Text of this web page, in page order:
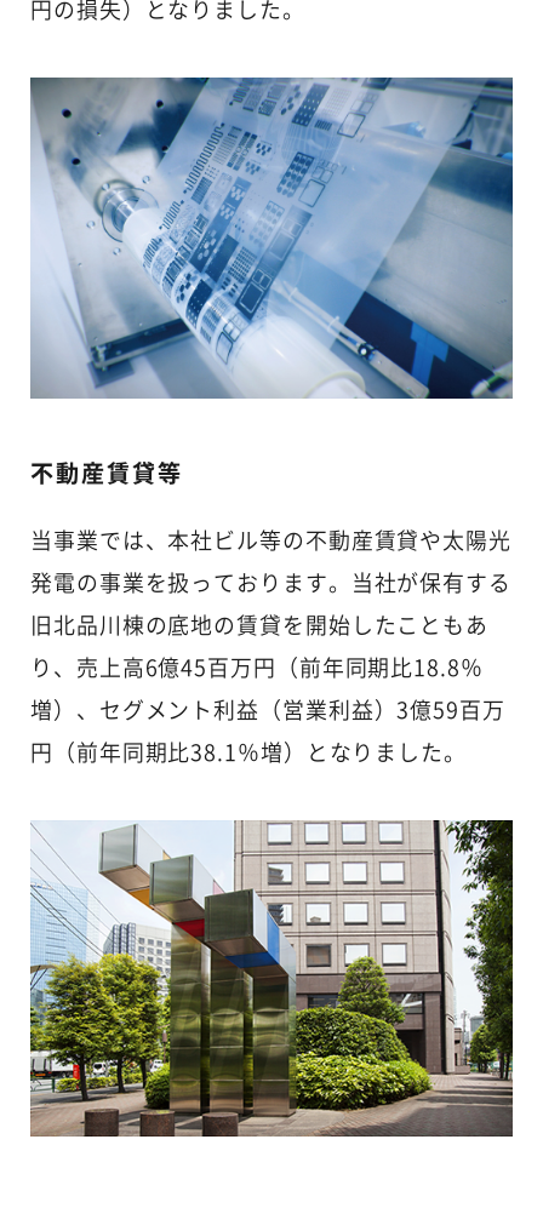
円の損失）となりました。
不動産賃貸等
当事業では、本社ビル等の不動産賃貸や太陽光
発電の事業を扱っております。当社が保有する
旧北品川棟の底地の賃貸を開始したこともあ
り、売上高6億45百万円（前年同期比18.8％
増）、セグメント利益（営業利益）3億59百万
円（前年同期比38.1％増）となりました。